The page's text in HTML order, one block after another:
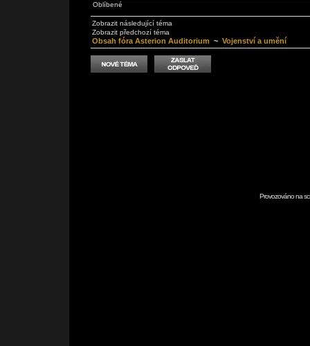
Oblíbené
Zobrazit následující téma
Zobrazit předchozí téma
Obsah fóra Asterion Auditorium ~ Vojenství a umění
Provozováno na